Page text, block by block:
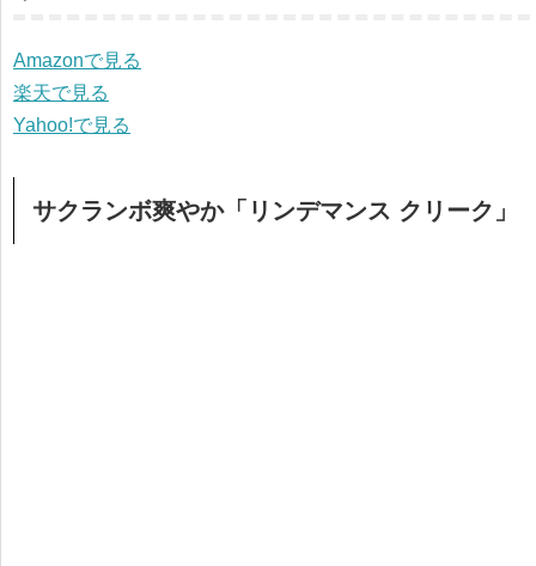
Amazonで見る
楽天で見る
Yahoo!で見る
サクランボ爽やか「リンデマンス クリーク」